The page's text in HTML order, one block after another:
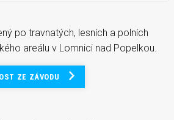
po travnatých, lesních a polních
areálu v Lomnici nad Popelkou.
ZE ZÁVODU